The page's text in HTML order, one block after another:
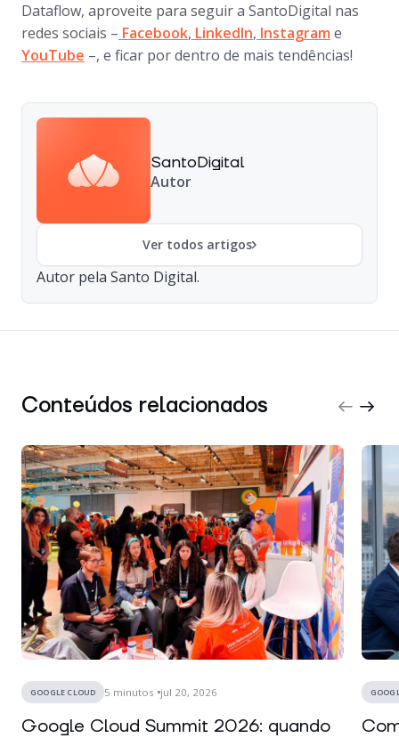
Dataflow, aproveite para seguir a SantoDigital nas
redes sociais – Facebook, LinkedIn, Instagram e
YouTube –, e ficar por dentro de mais tendências!
SantoDigital
Autor
Ver todos artigos
Autor pela Santo Digital.
Conteúdos relacionados
GOOGLE CLOUD 5 minutos jul 20, 2026
Google Cloud Summit 2026: quando